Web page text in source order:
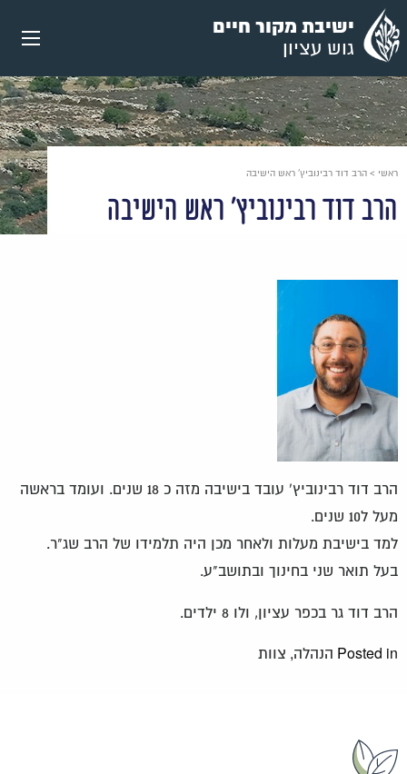
עבור
אל
תוכן
העמוד
ישיבת מקור חיים
גוש עציון
ראשי > הרב דוד רבינוביץ' ראש הישיבה
הרב דוד רבינוביץ' ראש הישיבה
הרב דוד רבינוביץ' עובד בישיבה מזה כ 18 שנים. ועומד בראשה
מעל ל10 שנים.
למד בישיבת מעלות ולאחר מכן היה תלמידו של הרב שג"ר.
בעל תואר שני בחינוך ובתושב"ע.
הרב דוד גר בכפר עציון, ולו 8 ילדים.
Posted in הנהלה, צוות